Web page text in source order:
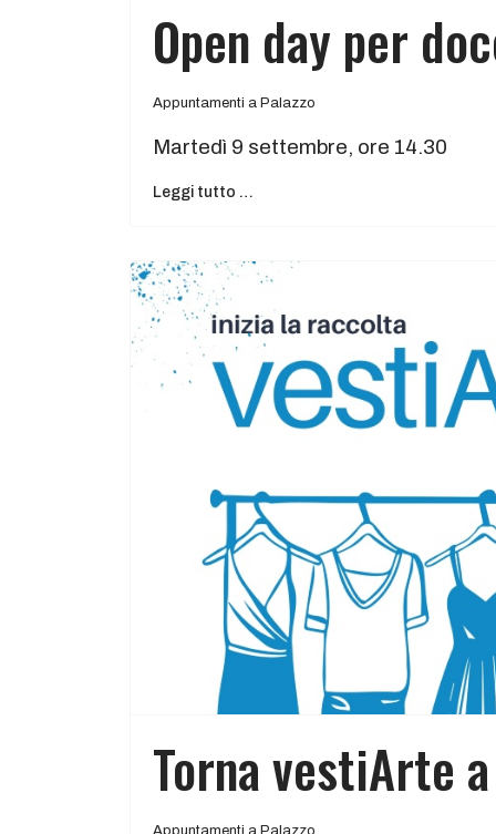
Open day per
Appuntamenti a Palazzo
Martedì 9 settembre, ore 14.30
Leggi tutto …
Torna vestiArte a
Appuntamenti a Palazzo